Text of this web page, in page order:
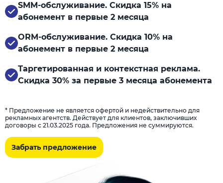
SMM-обслуживание. Скидка 15% на
абонемент в первые 2 месяца
ORM-обслуживание. Скидка 10% на
абонемент в первые 2 месяца
Таргетированная и контекстная реклама.
Скидка 30% за первые 3 месяца абонемента
* Предложение не является офертой и недействительно для
рекламных агентств. Действует для клиентов, заключивших
договоры с 21.03.2025 года. Предложения не суммируются.
Забрать предложение